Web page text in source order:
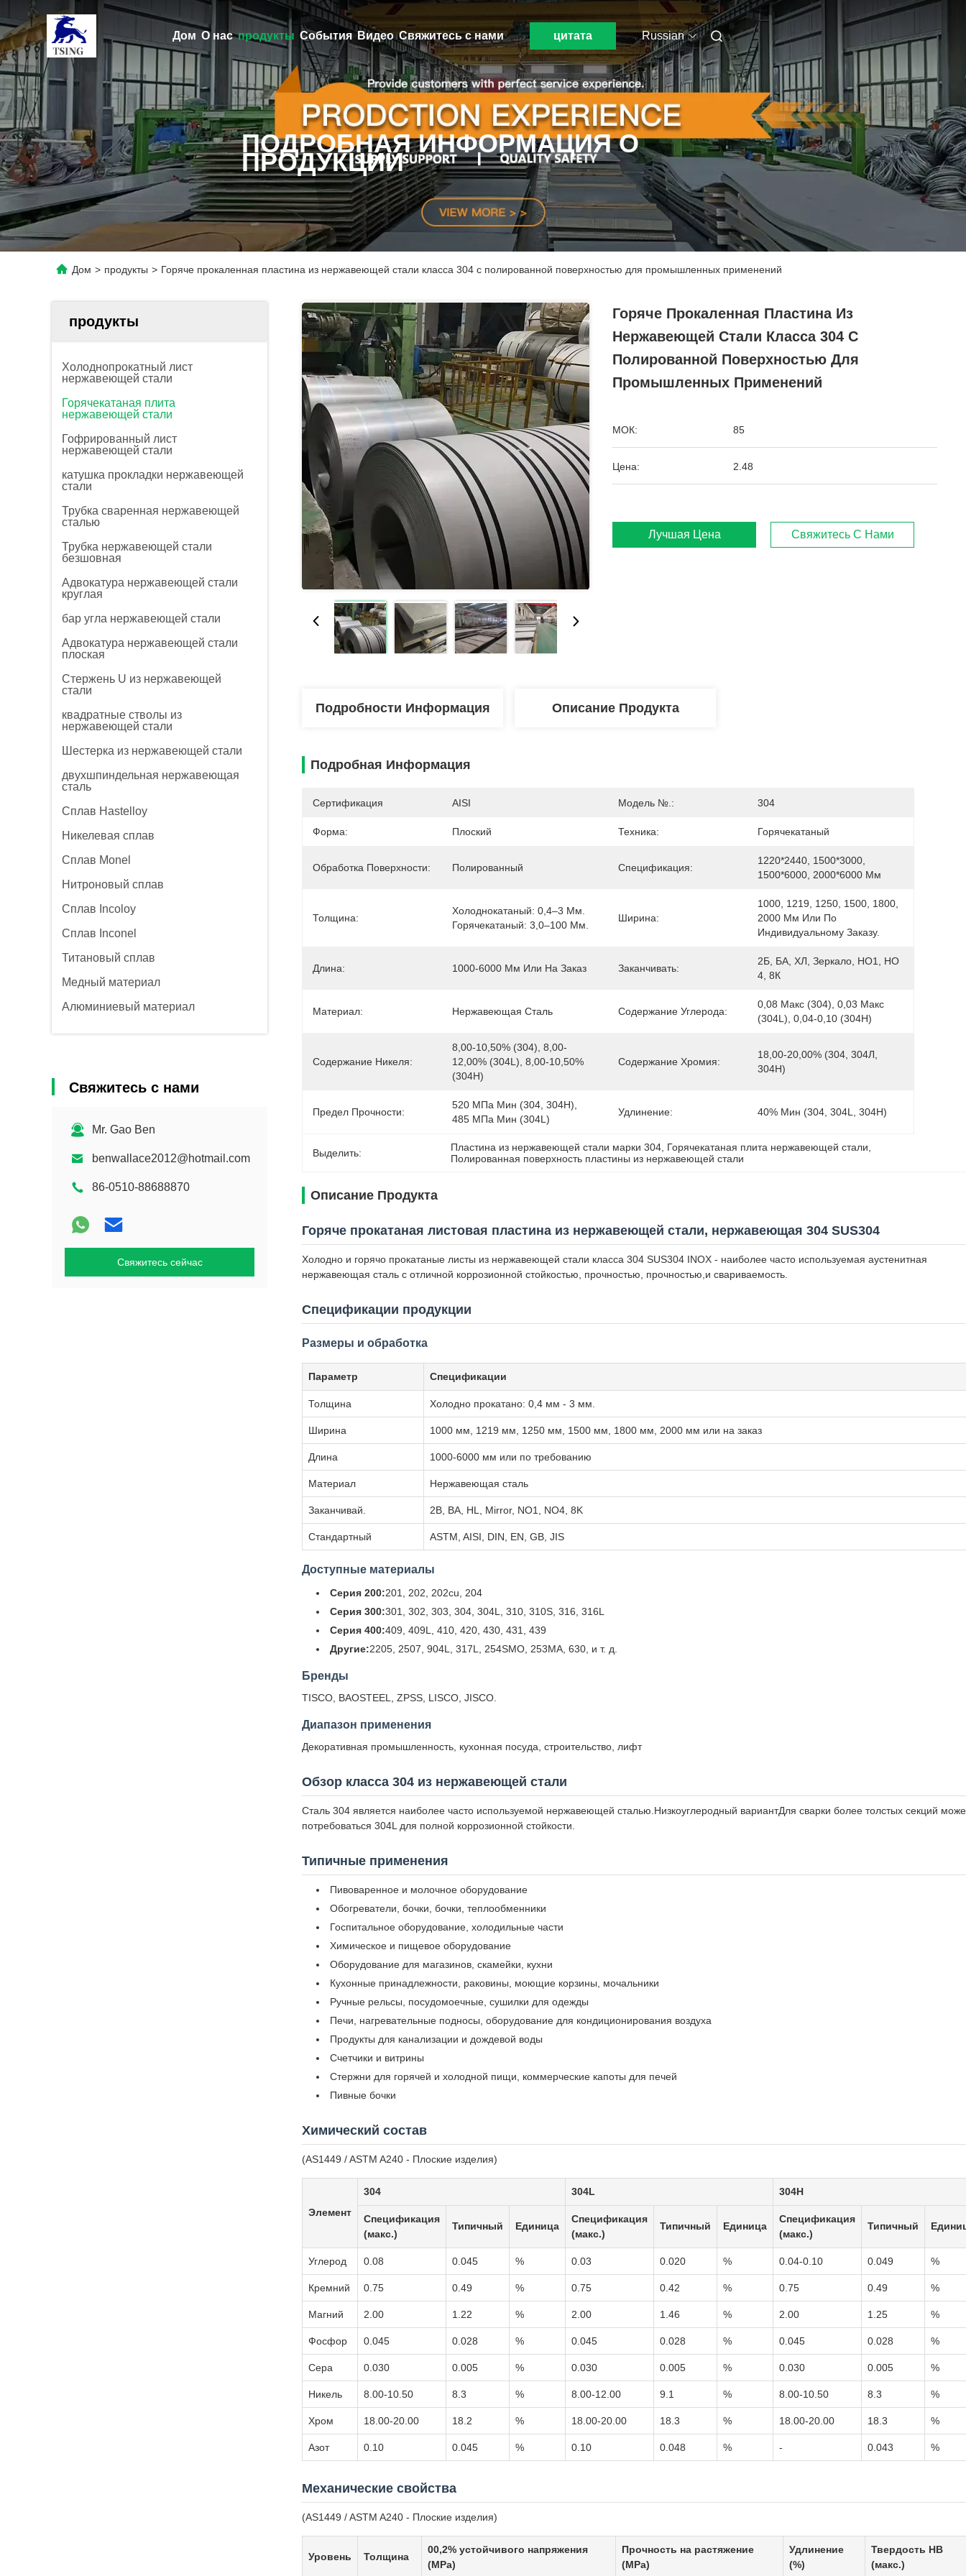
Дом О нас продукты События Видео Свяжитесь с нами цитата Russian
ПОДРОБНАЯ ИНФОРМАЦИЯ О
ПРОДУКЦИИ
Дом > продукты > Горяче прокаленная пластина из нержавеющей стали класса 304 с полированной поверхностью для промышленных применений
продукты
Холоднопрокатный лист
нержавеющей стали
Горячекатаная плита
нержавеющей стали
Гофрированный лист
нержавеющей стали
катушка прокладки нержавеющей
стали
Трубка сваренная нержавеющей
сталью
Трубка нержавеющей стали
безшовная
Адвокатура нержавеющей стали
круглая
бар угла нержавеющей стали
Адвокатура нержавеющей стали
плоская
Стержень U из нержавеющей
стали
квадратные стволы из
нержавеющей стали
Шестерка из нержавеющей стали
двухшпиндельная нержавеющая
сталь
Сплав Hastelloy
Никелевая сплав
Сплав Monel
Нитроновый сплав
Сплав Incoloy
Сплав Inconel
Титановый сплав
Медный материал
Алюминиевый материал
Свяжитесь с нами
Mr. Gao Ben
benwallace2012@hotmail.com
86-0510-88688870
Свяжитесь сейчас
Горяче Прокаленная Пластина Из
Нержавеющей Стали Класса 304 С
Полированной Поверхностью Для
Промышленных Применений
МОК: 85
Цена: 2.48
Лучшая Цена Свяжитесь С Нами
Подробности Информация Описание Продукта
Подробная Информация
Сертификация AISI Модель №.: 304
Форма: Плоский Техника: Горячекатаный
Обработка Поверхности: Полированный Спецификация:
1220*2440, 1500*3000,
1500*6000, 2000*6000 Мм
Толщина:
Холоднокатаный: 0,4–3 Мм.
Горячекатаный: 3,0–100 Мм.
Ширина:
1000, 1219, 1250, 1500, 1800,
2000 Мм Или По
Индивидуальному Заказу.
Длина: 1000-6000 Мм Или На Заказ Заканчивать:
2Б, БА, ХЛ, Зеркало, НО1, НО
4, 8К
Материал: Нержавеющая Сталь Содержание Углерода:
0,08 Макс (304), 0,03 Макс
(304L), 0,04-0,10 (304H)
Содержание Никеля:
8,00-10,50% (304), 8,00-
12,00% (304L), 8,00-10,50%
(304H)
Содержание Хромия:
18,00-20,00% (304, 304Л,
304Н)
Предел Прочности:
520 МПа Мин (304, 304H),
485 МПа Мин (304L)
Удлинение: 40% Мин (304, 304L, 304H)
Выделить: Пластина из нержавеющей стали марки 304, Горячекатаная плита нержавеющей стали
Полированная поверхность пластины из нержавеющей стали
Описание Продукта
Горяче прокатаная листовая пластина из нержавеющей стали, нержавеющая 304 SUS304
Холодно и горячо прокатаные листы из нержавеющей стали класса 304 SUS304 INOX - наиболее часто используемая аустенитная
нержавеющая сталь с отличной коррозионной стойкостью, прочностью, прочностью,и свариваемость.
Спецификации продукции
Размеры и обработка
Параметр Спецификации
Толщина Холодно прокатано: 0,4 мм - 3 мм.
Ширина 1000 мм, 1219 мм, 1250 мм, 1500 мм, 1800 мм, 2000 мм или на заказ
Длина 1000-6000 мм или по требованию
Материал Нержавеющая сталь
Заканчивай. 2B, BA, HL, Mirror, NO1, NO4, 8K
Стандартный ASTM, AISI, DIN, EN, GB, JIS
Доступные материалы
Серия 200:201, 202, 202cu, 204
Серия 300:301, 302, 303, 304, 304L, 310, 310S, 316, 316L
Серия 400:409, 409L, 410, 420, 430, 431, 439
Другие:2205, 2507, 904L, 317L, 254SMO, 253MA, 630, и т. д.
Бренды
TISCO, BAOSTEEL, ZPSS, LISCO, JISCO.
Диапазон применения
Декоративная промышленность, кухонная посуда, строительство, лифт
Обзор класса 304 из нержавеющей стали
Сталь 304 является наиболее часто используемой нержавеющей сталью.Низкоуглеродный вариантДля сварки более толстых секций
потребоваться 304L для полной коррозионной стойкости.
Типичные применения
Пивоваренное и молочное оборудование
Обогреватели, бочки, бочки, теплообменники
Госпитальное оборудование, холодильные части
Химическое и пищевое оборудование
Оборудование для магазинов, скамейки, кухни
Кухонные принадлежности, раковины, моющие корзины, мочальники
Ручные рельсы, посудомоечные, сушилки для одежды
Печи, нагревательные подносы, оборудование для кондиционирования воздуха
Продукты для канализации и дождевой воды
Счетчики и витрины
Стержни для горячей и холодной пищи, коммерческие капоты для печей
Пивные бочки
Химический состав
(AS1449 / ASTM A240 - Плоские изделия)
Элемент
304 304L 304H
Спецификация
(макс.)
Типичный Единица
Спецификация
(макс.)
Типичный Единица
Спецификация
(макс.)
Типичный
Углерод 0.08 0.045 % 0.03 0.020 % 0.04-0.10 0.049 %
Кремний 0.75 0.49 % 0.75 0.42 % 0.75 0.49 %
Магний 2.00 1.22 % 2.00 1.46 % 2.00 1.25 %
Фосфор 0.045 0.028 % 0.045 0.028 % 0.045 0.028 %
Сера 0.030 0.005 % 0.030 0.005 % 0.030 0.005 %
Никель 8.00-10.50 8.3 % 8.00-12.00 9.1 % 8.00-10.50 8.3 %
Хром 18.00-20.00 18.2 % 18.00-20.00 18.3 % 18.00-20.00 18.3 %
Азот 0.10 0.045 % 0.10 0.048 % - 0.043 %
Механические свойства
(AS1449 / ASTM A240 - Плоские изделия)
Уровень Толщина
00,2% устойчивого напряжения
(MPa)
Прочность на растяжение
(MPa)
Удлинение
(%)
Твердость HB
(макс.)